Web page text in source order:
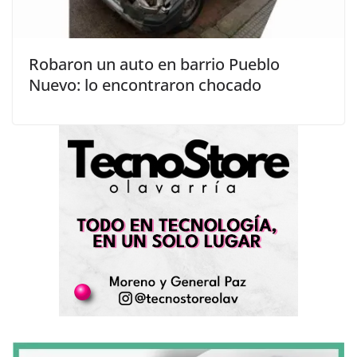
Robaron un auto en barrio Pueblo
Nuevo: lo encontraron chocado